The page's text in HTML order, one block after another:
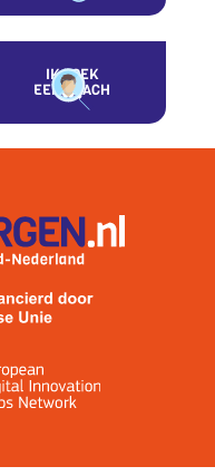
IK ZOEK
EEN COACH